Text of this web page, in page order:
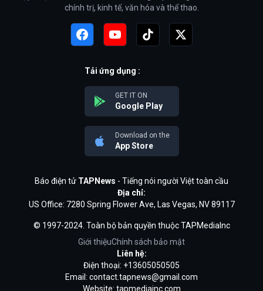
chính trị, kinh tế, văn hóa và thể thao.
Tải ứng dụng :
GET IT ON
Google Play
Download on the
App Store
Báo điện tử TAPNews - Tiếng nói người Việt toàn cầu
Địa chỉ:
US Office: 7280 Spring Flower Ave, Las Vegas, NV 89117
© 1997-2024. Toàn bộ bản quyền thuộc TAPMediaInc
Giới thiệuChính sách bảo mật
Liên hệ:
Điện thoại: +13605050505
Email: contact.tapnews@gmail.com
Website: tapmediainc.com